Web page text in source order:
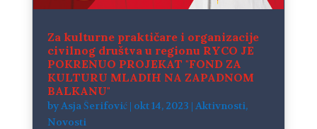
Za kulturne praktičare i organizacije
civilnog društva u regionu RYCO JE
POKRENUO PROJEKAT "FOND ZA
KULTURU MLADIH NA ZAPADNOM
BALKANU"
byAsja Šerifović| okt 14, 2023 | Aktivnosti,
Novosti